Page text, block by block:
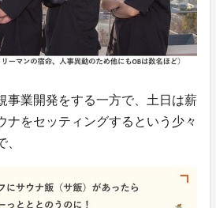
事業開発をする一方で、土日は薪
ナをセッティングするという少々